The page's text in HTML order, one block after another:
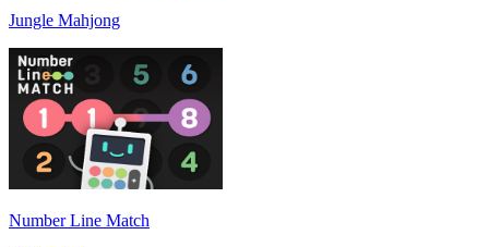
Jungle Mahjong
Number Line Match